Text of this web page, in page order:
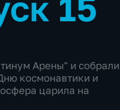
Арены" и собрали
космонавтики и
царила на